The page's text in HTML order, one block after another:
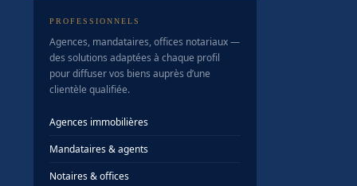
PROFESSIONNELS
Agences, mandataires, offices notariaux —
des solutions adaptées à chaque profil
pour diffuser vos biens auprès d’une
clientèle qualifiée.
Agences immobilières
Mandataires & agents
Notaires & offices